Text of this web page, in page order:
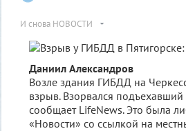
И снова НОВОСТИ
Даниил Александров
Возле здания ГИБДД на
взрыв. Взорвался
сообщает LifeNews. Это была
«Новости» со ссылкой на